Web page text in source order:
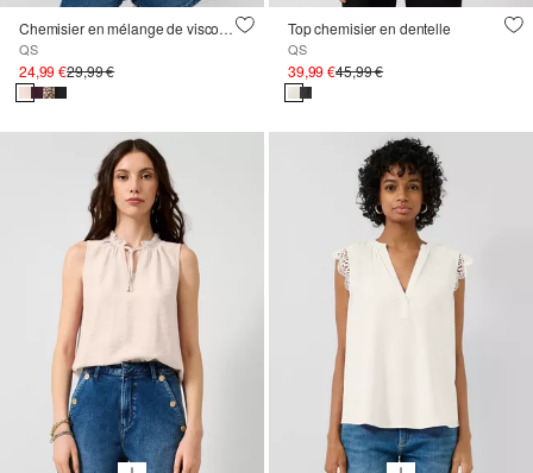
Chemisier en mélange de viscose à encolure carmen
QS
24,99 €29,99 €
Top chemisier en dentelle
QS
39,99 €45,99 €